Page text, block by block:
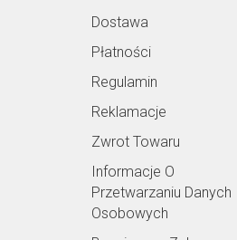
Dostawa
Płatności
Regulamin
Reklamacje
Zwrot Towaru
Informacje O
Przetwarzaniu Danych
Osobowych